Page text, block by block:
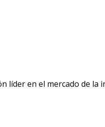
líder en el mercado de